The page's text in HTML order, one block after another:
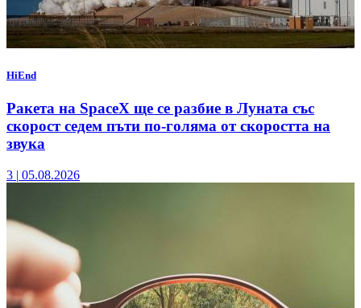
HiEnd
Ракета на SpaceX ще се разбие в Луната със
скорост седем пъти по-голяма от скоростта на
звука
3 | 05.08.2026